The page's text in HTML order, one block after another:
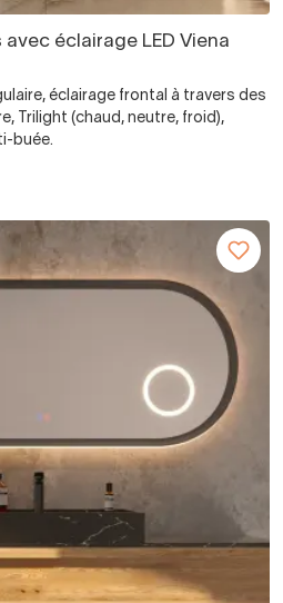
éclairage LED Viena
éclairage frontal à travers des
Trilight (chaud, neutre, froid),
buée.